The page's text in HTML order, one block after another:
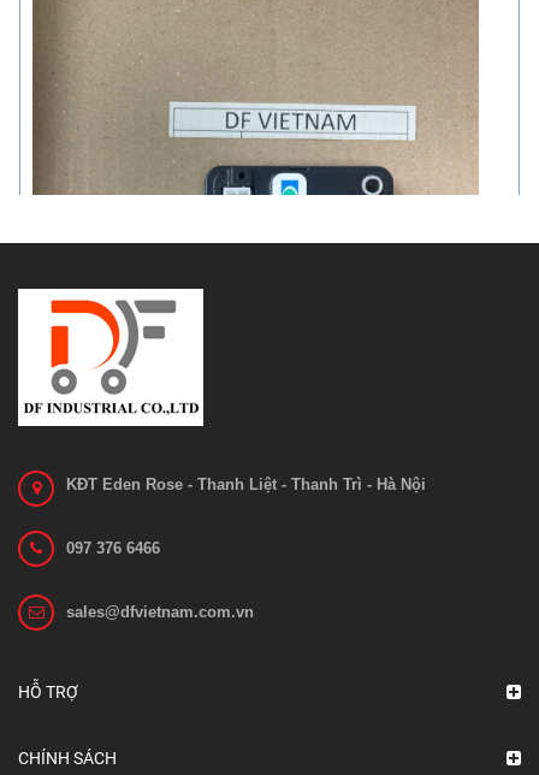
KĐT Eden Rose - Thanh Liệt - Thanh Trì - Hà Nội
097 376 6466
sales@dfvietnam.com.vn
HỖ TRỢ
CHÍNH SÁCH